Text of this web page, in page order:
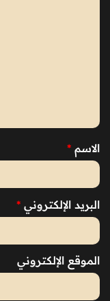
الاسم *
البريد الإلكتروني *
الموقع الإلكتروني